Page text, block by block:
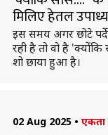
मिलिए हेतल
इस समय अगर छोटे पर्दे
रही है तो वो है
शो छाया हुआ है।
02 Aug 2025 •